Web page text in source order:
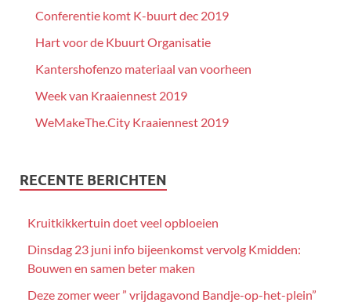
Conferentie komt K-buurt dec 2019
Hart voor de Kbuurt Organisatie
Kantershofenzo materiaal van voorheen
Week van Kraaiennest 2019
WeMakeThe.City Kraaiennest 2019
RECENTE BERICHTEN
Kruitkikkertuin doet veel opbloeien
Dinsdag 23 juni info bijeenkomst vervolg Kmidden:
Bouwen en samen beter maken
Deze zomer weer ” vrijdagavond Bandje-op-het-plein”